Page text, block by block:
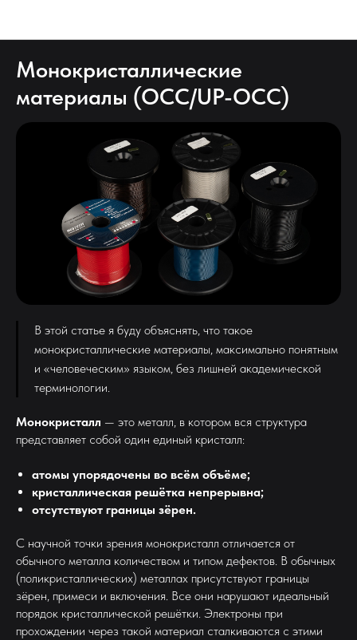
Монокристаллические
материалы (OCC/UP-OCC)
В этой статье я буду объяснять, что такое
монокристаллические материалы, максимально понятным
и «человеческим» языком, без лишней академической
терминологии.
Монокристалл — это металл, в котором вся структура
представляет собой один единый кристалл:
атомы упорядочены во всём объёме;
кристаллическая решётка непрерывна;
отсутствуют границы зёрен.
С научной точки зрения монокристалл отличается от
обычного металла количеством и типом дефектов. В обычных
(поликристаллических) металлах присутствуют границы
зёрен, примеси и включения. Все они нарушают идеальный
порядок кристаллической решётки. Электроны при
прохождении через такой материал сталкиваются с этими